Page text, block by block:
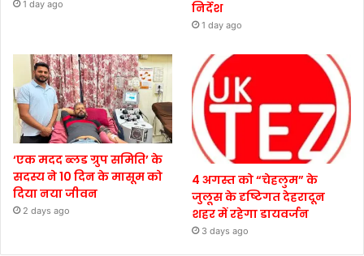
1 day ago निर्देश
1 day ago
‘एक मदद ब्लड ग्रुप समिति’ के
सदस्य ने 10 दिन के मासूम को
दिया नया जीवन
2 days ago
4 अगस्त को “चेहलुम” के
जुलूस के दृष्टिगत देहरादून
शहर में रहेगा डायवर्जन
3 days ago